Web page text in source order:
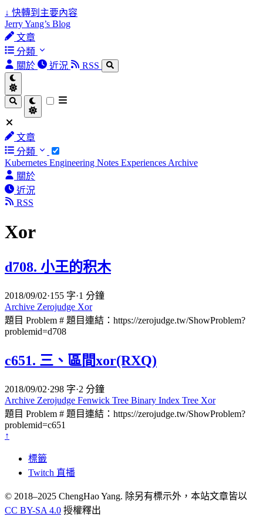
↓ 快轉到主要內容
Jerry Yang’s Blog
文章
分類
關於
近況 RSS
文章
分類
Kubernetes Engineering Notes Experiences Archive
關於
近況
RSS
Xor
d708. 小王的积木
2018/09/02·155 字·1 分鐘
Archive Zerojudge Xor
題目 Problem # 題目連結：https://zerojudge.tw/ShowProblem?
problemid=d708
c651. 三、區間xor(RXQ)
2018/09/02·298 字·2 分鐘
Archive Zerojudge Fenwick Tree Binary Index Tree Xor
題目 Problem # 題目連結：https://zerojudge.tw/ShowProblem?
problemid=c651
↑
標籤
Twitch 直播
© 2018–2025 ChengHao Yang. 除另有標示外，本站文章皆以
CC BY-SA 4.0 授權釋出